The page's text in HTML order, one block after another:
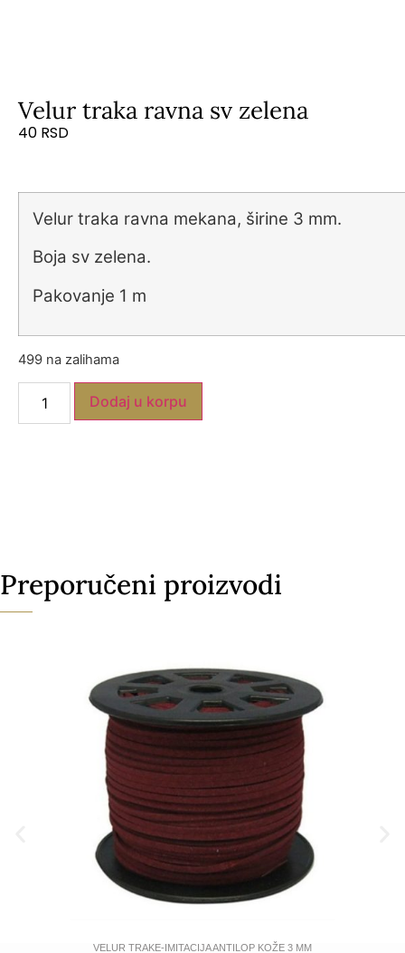
Velur traka ravna sv zelena
40 RSD
Velur traka ravna mekana, širine 3 mm.
Boja sv zelena.
Pakovanje 1 m
499 na zalihama
Dodaj u korpu
Preporučeni proizvodi
VELUR TRAKE-IMITACIJA ANTILOP KOŽE 3 MM